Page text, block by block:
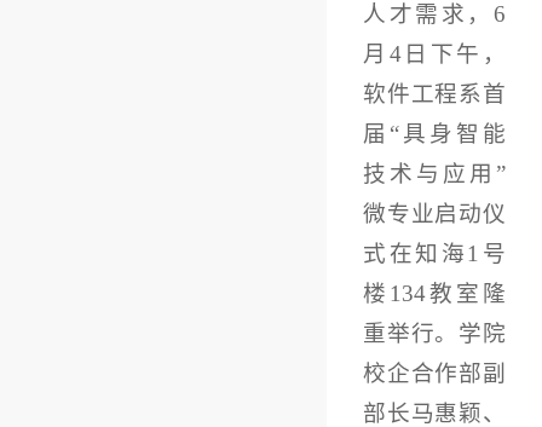
人才需求，6
月4日下午，
软件工程系首
届“具身智能
技术与应用”
微专业启动仪
式在知海1号
楼134教室隆
重举行。学院
校企合作部副
部长马惠颖、